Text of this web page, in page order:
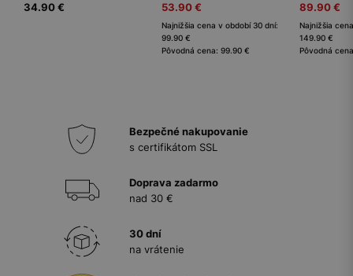
34.90 €
53.90 €
Najnižšia cena v období 30 dní:
99.90 €
Pôvodná cena: 99.90 €
89.90 €
Najnižšia
149.90 €
Pôvodná
Bezpečné nakupovanie
s certifikátom SSL
Doprava zadarmo
nad 30 €
30 dní
na vrátenie